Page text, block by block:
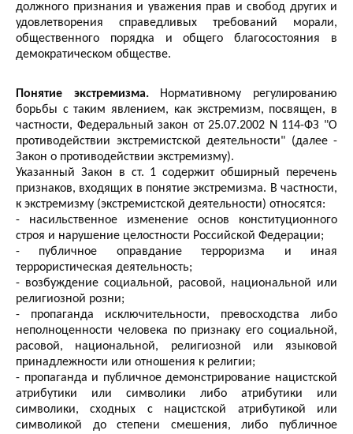
должного признания и уважения прав и свобод других и
удовлетворения справедливых требований морали,
общественного порядка и общего благосостояния в
демократическом обществе.
Понятие экстремизма.
Нормативному регулированию
борьбы с таким явлением, как экстремизм, посвящен, в
частности, Федеральный закон от 25.07.2002 N 114-ФЗ "О
противодействии экстремистской деятельности" (далее -
Закон о противодействии экстремизму).
Указанный Закон в ст. 1 содержит обширный перечень
признаков, входящих в понятие экстремизма. В частности,
к экстремизму (экстремистской деятельности) относятся:
- насильственное изменение основ конституционного
строя и нарушение целостности Российской Федерации;
- публичное оправдание терроризма и иная
террористическая деятельность;
- возбуждение социальной, расовой, национальной или
религиозной розни;
- пропаганда исключительности, превосходства либо
неполноценности человека по признаку его социальной,
расовой, национальной, религиозной или языковой
принадлежности или отношения к религии;
- пропаганда и публичное демонстрирование нацистской
атрибутики или символики либо атрибутики или
символики, сходных с нацистской атрибутикой или
символикой до степени смешения, либо публичное